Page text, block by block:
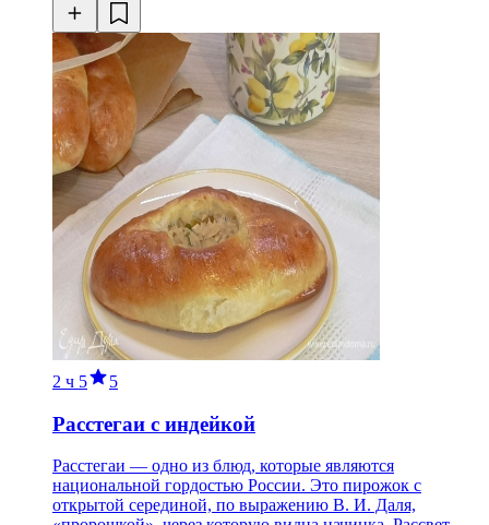
2 ч 5 5
Расстегаи с индейкой
Расстегаи — одно из блюд, которые являются
национальной гордостью России. Это пирожок с
открытой серединой, по выражению В. И. Даля,